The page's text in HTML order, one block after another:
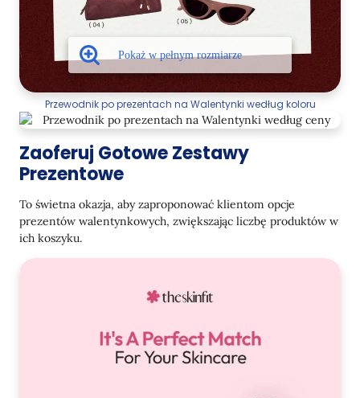
Przewodnik po prezentach na Walentynki według koloru
Zaoferuj Gotowe Zestawy
Prezentowe
To świetna okazja, aby zaproponować klientom opcje
prezentów walentynkowych, zwiększając liczbę produktów w
ich koszyku.